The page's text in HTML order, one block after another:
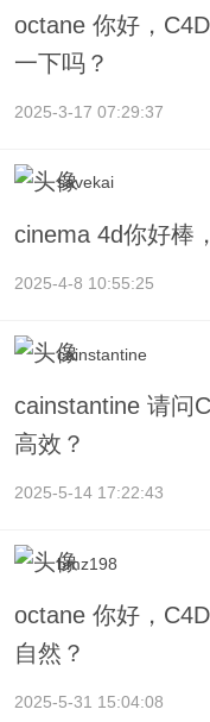
octane 你好，
一下吗？
2025-3-17 07:29:37
savekai
cinema 4d你好棒
2025-4-8 10:55:25
cainstantine
cainstantine 请问
高效？
2025-5-14 17:22:43
bmz198
octane 你好，
自然？
2025-5-31 15:04:08